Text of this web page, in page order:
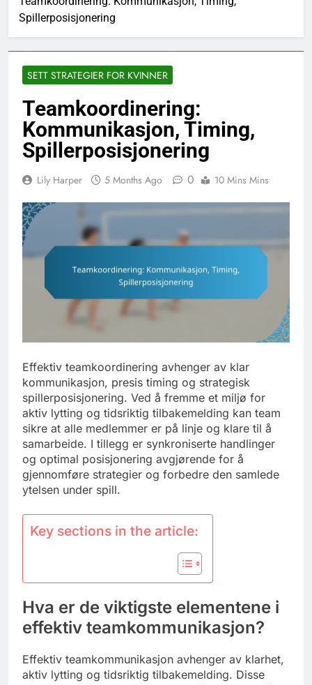
Spillerposisjonering
SETT STRATEGIER FOR KVINNER
Teamkoordinering:
Kommunikasjon, Timing,
Spillerposisjonering
Lily Harper 5 Months Ago 0 10 Mins Mins
Effektiv teamkoordinering avhenger av klar
kommunikasjon, presis timing og strategisk
spillerposisjonering. Ved å fremme et miljø for
aktiv lytting og tidsriktig tilbakemelding kan team
sikre at alle medlemmer er på linje og klare til å
samarbeide. I tillegg er synkroniserte handlinger
og optimal posisjonering avgjørende for å
gjennomføre strategier og forbedre den samlede
ytelsen under spill.
Key sections in the article:
Hva er de viktigste elementene i
effektiv teamkommunikasjon?
Effektiv teamkommunikasjon avhenger av klarhet,
aktiv lytting og tidsriktig tilbakemelding. Disse